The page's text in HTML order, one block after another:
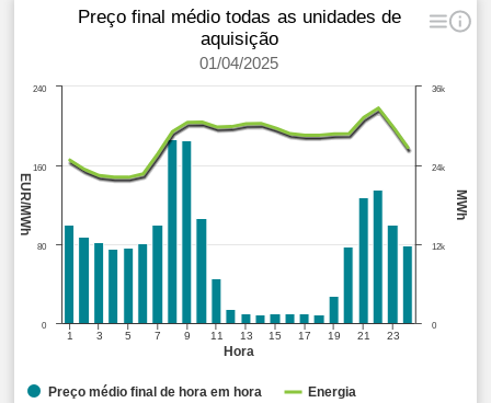
Hora
MWh
EUR/MWh
Preço final médio todas as unidades de
aquisição
01/04/2025
1 3 5 7 9 11 13 15 17 19 21 23
0
12k
24k
36k
0
80
160
240
Preço médio final de hora em hora Energia